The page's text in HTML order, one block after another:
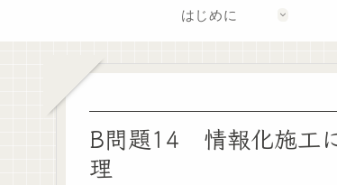
はじめに
B問題14 情報化施工
理